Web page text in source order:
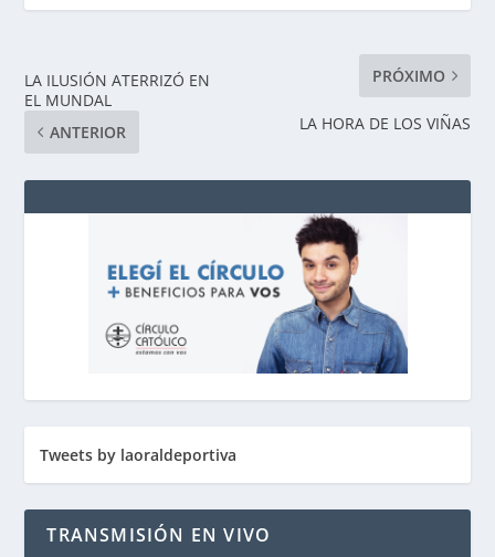
LA ILUSIÓN ATERRIZÓ EN
EL MUNDAL
ANTERIOR
PRÓXIMO
LA HORA DE LOS VIÑAS
Tweets by laoraldeportiva
TRANSMISIÓN EN VIVO